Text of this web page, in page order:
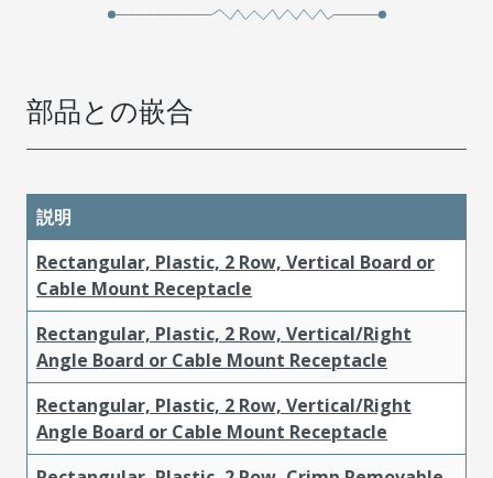
部品との嵌合
説明
Rectangular, Plastic, 2 Row, Vertical Board or
Cable Mount Receptacle
Rectangular, Plastic, 2 Row, Vertical/Right
Angle Board or Cable Mount Receptacle
Rectangular, Plastic, 2 Row, Vertical/Right
Angle Board or Cable Mount Receptacle